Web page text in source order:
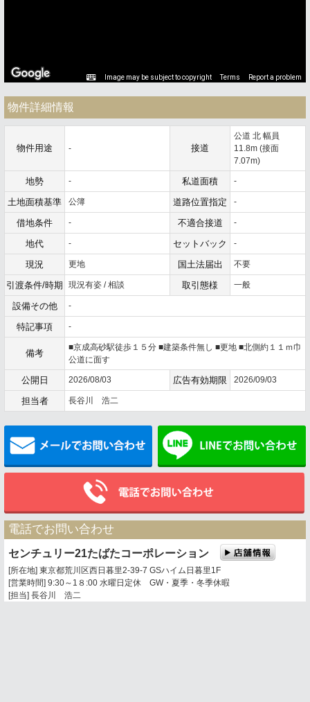
Image may be subject to copyright Terms Report a problem
物件詳細情報
物件用途 - 接道
公道 北 幅員
11.8m (接面
7.07m)
地勢 - 私道面積 -
土地面積基準 公簿 道路位置指定 -
借地条件 - 不適合接道 -
地代 - セットバック -
現況 更地 国土法届出 不要
引渡条件/時期 現況有姿 / 相談 取引態様 一般
設備その他 -
特記事項 -
備考
■京成高砂駅徒歩１５分 ■建築条件無し ■更地 ■北側約１１ｍ巾
公道に面す
公開日 2026/08/03 広告有効期限 2026/09/03
担当者 長谷川 浩二
メールでお問い合わせ
電話でお問い合わせ
センチュリー21たばたコーポレーション
[所在地] 東京都荒川区西日暮里2-39-7 GSハイム日暮里1F
[営業時間] 9:30～1８:00 水曜日定休 GW・夏季・冬季休暇
[担当] 長谷川 浩二